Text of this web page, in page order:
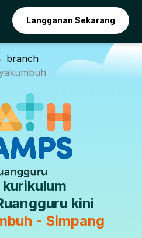
Langganan Sekarang
branch
kini
- Simpang